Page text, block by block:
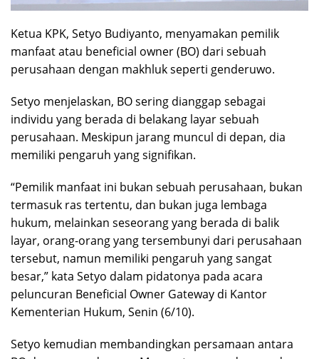
Ketua KPK, Setyo Budiyanto, menyamakan pemilik
manfaat atau beneficial owner (BO) dari sebuah
perusahaan dengan makhluk seperti genderuwo.
Setyo menjelaskan, BO sering dianggap sebagai
individu yang berada di belakang layar sebuah
perusahaan. Meskipun jarang muncul di depan, dia
memiliki pengaruh yang signifikan.
“Pemilik manfaat ini bukan sebuah perusahaan, bukan
termasuk ras tertentu, dan bukan juga lembaga
hukum, melainkan seseorang yang berada di balik
layar, orang-orang yang tersembunyi dari perusahaan
tersebut, namun memiliki pengaruh yang sangat
besar,” kata Setyo dalam pidatonya pada acara
peluncuran Beneficial Owner Gateway di Kantor
Kementerian Hukum, Senin (6/10).
Setyo kemudian membandingkan persamaan antara